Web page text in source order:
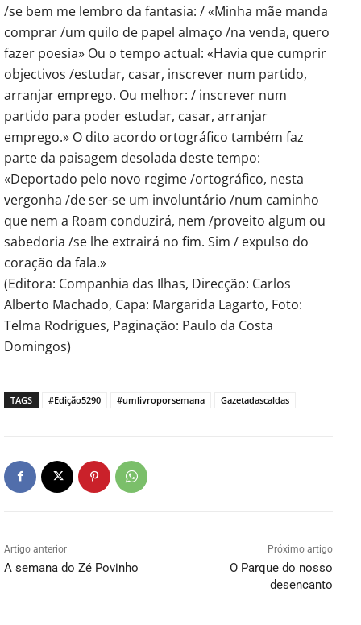
/se bem me lembro da fantasia: / «Minha mãe manda
comprar /um quilo de papel almaço /na venda, quero
fazer poesia» Ou o tempo actual: «Havia que cumprir
objectivos /estudar, casar, inscrever num partido,
arranjar emprego. Ou melhor: / inscrever num
partido para poder estudar, casar, arranjar
emprego.» O dito acordo ortográfico também faz
parte da paisagem desolada deste tempo:
«Deportado pelo novo regime /ortográfico, nesta
vergonha /de ser-se um involuntário /num caminho
que nem a Roam conduzirá, nem /proveito algum ou
sabedoria /se lhe extrairá no fim. Sim / expulso do
coração da fala.»
(Editora: Companhia das Ilhas, Direcção: Carlos
Alberto Machado, Capa: Margarida Lagarto, Foto:
Telma Rodrigues, Paginação: Paulo da Costa
Domingos)
TAGS #Edição5290 #umlivroporsemana Gazetadascaldas
Artigo anterior
A semana do Zé Povinho
Próximo artigo
O Parque do nosso
desencanto